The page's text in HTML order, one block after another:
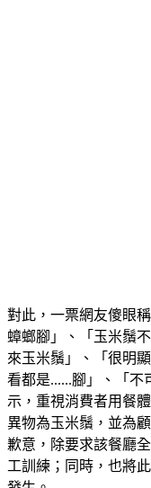
對此，一票網友傻眼
蟑螂腳」、「玉米鬚
來玉米鬚」、「很明
看都是......腳」、「不
示，重視消費者用餐
異物為玉米鬚，並為
歉意，除要求該餐廳
工訓練；同時，也將